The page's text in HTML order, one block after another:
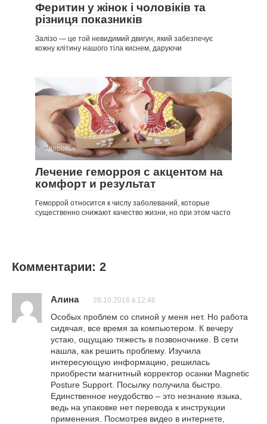
Феритин у жінок і чоловіків та
різниця показників
Залізо — це той невидимий двигун, який забезпечує
кожну клітину нашого тіла киснем, даруючи
Здоровье
Лечение геморроя с акцентом на
комфорт и результат
Геморрой относится к числу заболеваний, которые
существенно снижают качество жизни, но при этом часто
Комментарии: 2
Алина 28.10.2016 в 12:46
Особых проблем со спиной у меня нет. Но работа
сидячая, все время за компьютером. К вечеру
устаю, ощущаю тяжесть в позвоночнике. В сети
нашла, как решить проблему. Изучила
интересующую информацию, решилась
приобрести магнитный корректор осанки Magnetic
Posture Support. Посылку получила быстро.
Единственное неудобство – это незнание языка,
ведь на упаковке нет перевода к инструкции
применения. Посмотрев видео в интернете,